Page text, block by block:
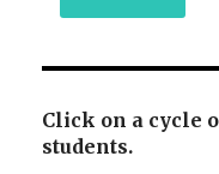
Click on a cycle
students.